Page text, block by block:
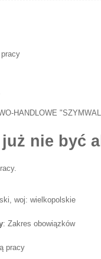
HANDLOWE
nie być
woj: wielkopolskie
: Zakres obowiązków
pracy